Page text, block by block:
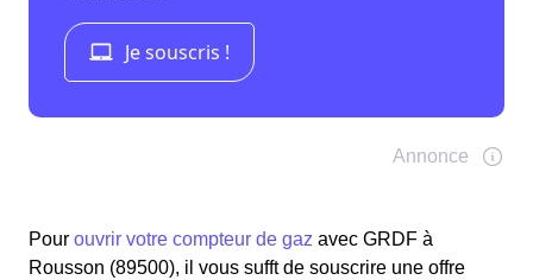
Pour ouvrir votre compteur de gaz avec GRDF à
Rousson (89500), il vous sufft de souscrire une offre